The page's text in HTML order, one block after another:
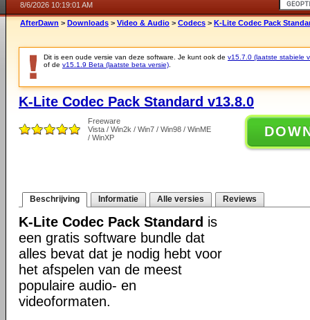
8/6/2026 10:19:01 AM
AfterDawn > Downloads > Video & Audio > Codecs > K-Lite Codec Pack
Dit is een oude versie van deze software. Je kunt ook de v15.7.0 (laatste stabiele
of de v15.1.9 Beta (laatste beta versie)
K-Lite Codec Pack Standard v13.8.0
Freeware
Vista / Win2k / Win7 / Win98 / WinME
/ WinXP
Beschrijving Informatie Alle versies Reviews
K-Lite Codec Pack Standard is
een gratis software bundle dat
alles bevat dat je nodig hebt voor
het afspelen van de meest
populaire audio- en
videoformaten.